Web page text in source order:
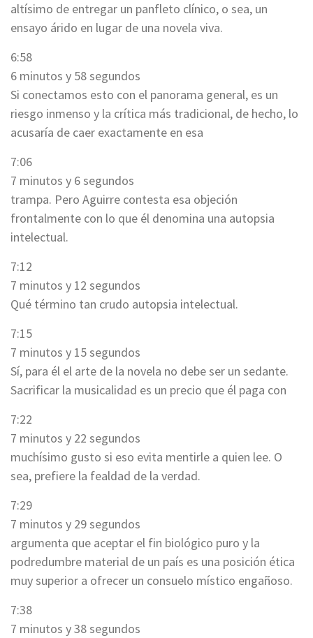
altísimo de entregar un panfleto clínico, o sea, un
ensayo árido en lugar de una novela viva.
6:58
6 minutos y 58 segundos
Si conectamos esto con el panorama general, es un
riesgo inmenso y la crítica más tradicional, de hecho, lo
acusaría de caer exactamente en esa
7:06
7 minutos y 6 segundos
trampa. Pero Aguirre contesta esa objeción
frontalmente con lo que él denomina una autopsia
intelectual.
7:12
7 minutos y 12 segundos
Qué término tan crudo autopsia intelectual.
7:15
7 minutos y 15 segundos
Sí, para él el arte de la novela no debe ser un sedante.
Sacrificar la musicalidad es un precio que él paga con
7:22
7 minutos y 22 segundos
muchísimo gusto si eso evita mentirle a quien lee. O
sea, prefiere la fealdad de la verdad.
7:29
7 minutos y 29 segundos
argumenta que aceptar el fin biológico puro y la
podredumbre material de un país es una posición ética
muy superior a ofrecer un consuelo místico engañoso.
7:38
7 minutos y 38 segundos